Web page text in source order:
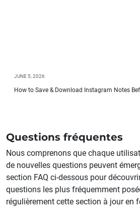
JUNE 5, 2026
How to Save & Download Instagram Notes
Questions fréquentes
Nous comprenons que chaque
de nouvelles questions peuvent
section FAQ ci-dessous pour
questions les plus fréquemment
régulièrement cette section à jour en